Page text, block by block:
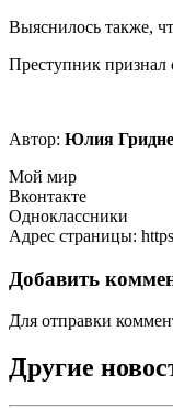
Выяснилось также,
Преступник признал
Автор: Юлия
Мой мир
Вконтакте
Одноклассники
Адрес страницы:
Добавить
Для отправки
Другие